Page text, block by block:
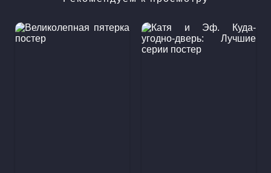
становятся их союзниками и друзьями. От мудрой совы до
озорной белки, игривой лисы и услужливого кролика - каждый
встреченный персонаж преподносит ценные уроки и придает